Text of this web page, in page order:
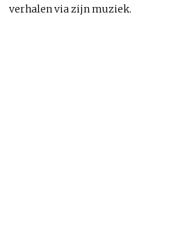
verhalen via zijn muziek.